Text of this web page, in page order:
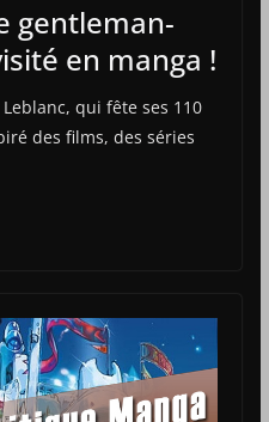
gentleman-
en manga !
qui fête ses 110
des films, des séries